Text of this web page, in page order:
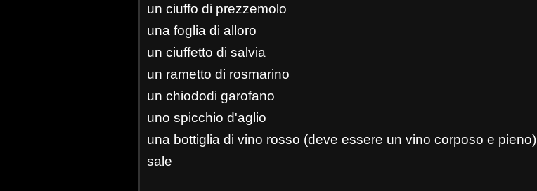
un ciuffo di prezzemolo
una foglia di alloro
un ciuffetto di salvia
un rametto di rosmarino
un chiododi garofano
uno spicchio d'aglio
una bottiglia di vino rosso (deve essere un vino corposo e pieno)
sale